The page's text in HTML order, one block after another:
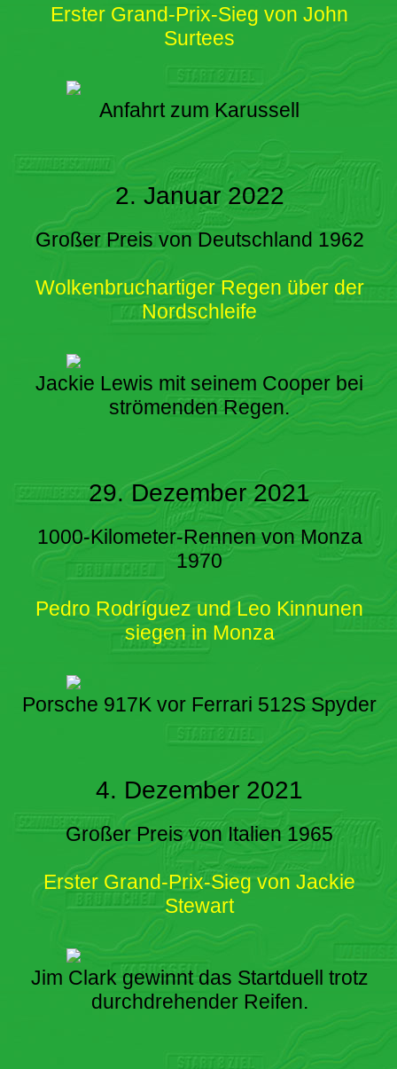
Erster Grand-Prix-Sieg von John
Surtees
Anfahrt zum Karussell
2. Januar 2022
Großer Preis von Deutschland 1962
Wolkenbruchartiger Regen über der
Nordschleife
Jackie Lewis mit seinem Cooper bei
strömenden Regen.
29. Dezember 2021
1000-Kilometer-Rennen von Monza
1970
Pedro Rodríguez und Leo Kinnunen
siegen in Monza
Porsche 917K vor Ferrari 512S Spyder
4. Dezember 2021
Großer Preis von Italien 1965
Erster Grand-Prix-Sieg von Jackie
Stewart
Jim Clark gewinnt das Startduell trotz
durchdrehender Reifen.